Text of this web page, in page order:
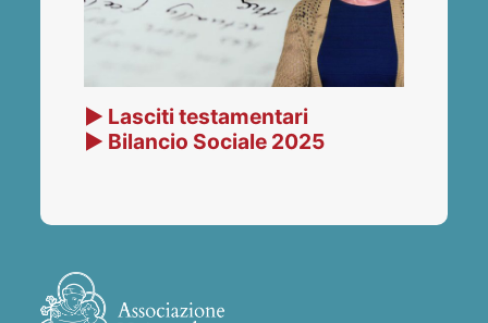
▶ Lasciti testamentari
▶ Bilancio Sociale 2025